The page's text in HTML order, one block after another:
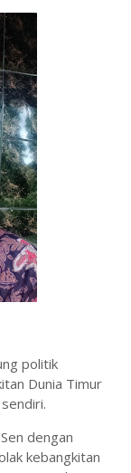
politik
Dunia Timur
dengan
kebangkitan